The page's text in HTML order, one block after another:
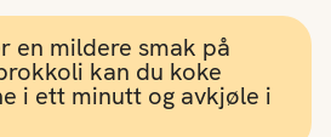
en mildere smak på
kan du koke
i ett minutt og avkjøle i